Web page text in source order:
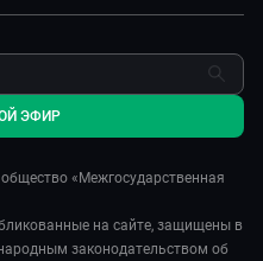
«Межгосударственная
на сайте, защищены в
законодательством об
ЭФИР